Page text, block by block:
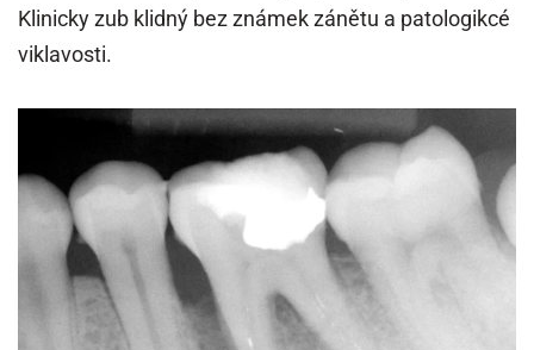
Klinicky zub klidný bez známek zánětu a patologikcé
viklavosti.